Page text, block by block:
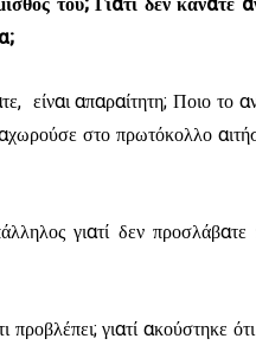
απαραίτητη; Ποιο το
στο πρωτόκολλο
γιατί δεν προσλάβατε
γιατί ακούστηκε